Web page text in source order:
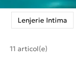
Lenjerie Intima
11 articol(e)